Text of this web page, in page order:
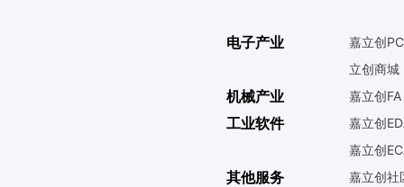
电子产业
嘉立创
立创商城
机械产业 嘉立创FA
工业软件
嘉立创
嘉立创
其他服务
嘉立创社